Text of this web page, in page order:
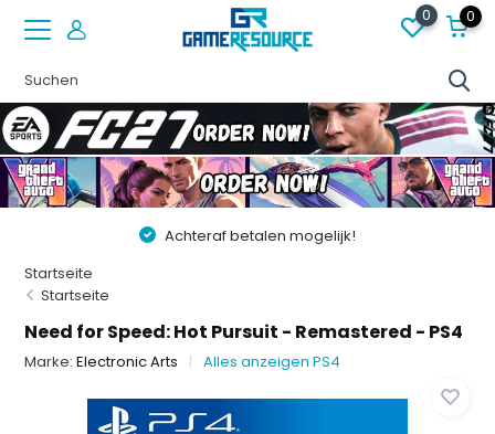
0 0
Achteraf betalen mogelijk!
Startseite
Startseite
Need for Speed: Hot Pursuit - Remastered - PS4
Marke:Electronic Arts Alles anzeigen PS4